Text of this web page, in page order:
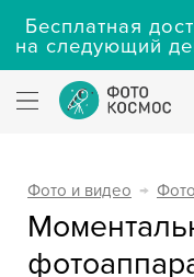
Бесплатная
на следующий
Фото и видео →